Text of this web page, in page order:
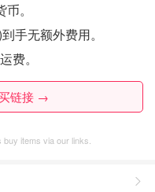
。
手无额外费用。
费。
链接 →
items via our links.